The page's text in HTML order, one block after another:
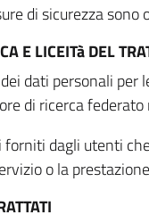
di sicurezza
E LICEITà DEL
dati personali per
di ricerca federato
forniti dagli utenti
o la